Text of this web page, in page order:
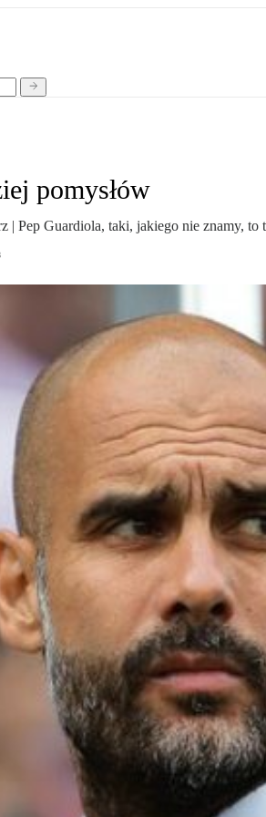
pomysłów
| Pep Guardiola, taki, jakiego nie znamy,